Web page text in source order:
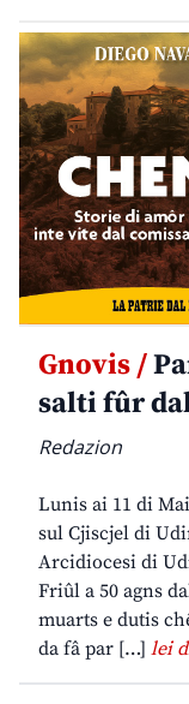
Gnovis /
salti fûr
Redazion
Lunis ai 11 di
sul Cjiscjel di
Arcidiocesi di
Friûl a 50 agns
muarts e dutis
da fâ par […] lei